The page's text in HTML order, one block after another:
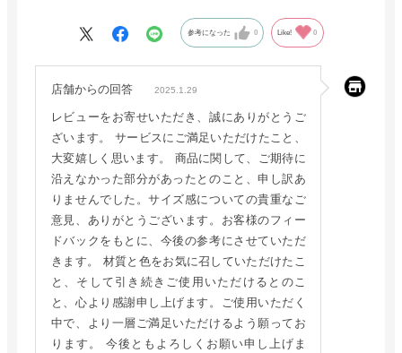
参考になった 0 Like! 0
店舗からの回答 2025.1.29
レビューをお寄せいただき、誠にありがとうご
ざいます。 サービスにご満足いただけたこと、
大変嬉しく思います。 商品に関して、ご期待に
沿えなかった部分があったとのこと、申し訳あ
りませんでした。サイズ感についての貴重なご
意見、ありがとうございます。お客様のフィー
ドバックをもとに、今後の参考にさせていただ
きます。 材質と色をお気に召していただけたこ
と、そして引き続きご使用いただけるとのこ
と、心より感謝申し上げます。ご使用いただく
中で、より一層ご満足いただけるよう願ってお
ります。 今後ともよろしくお願い申し上げま